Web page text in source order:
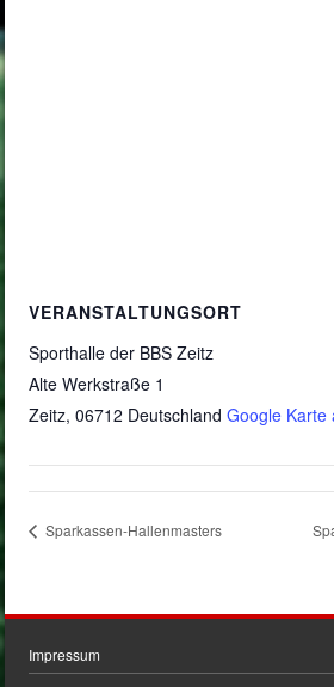
VERANSTALTUNGSORT
Sporthalle der BBS Zeitz
Alte Werkstraße 1
Zeitz, 06712 Deutschland Google Karte
Sparkassen-Hallenmasters
Impressum